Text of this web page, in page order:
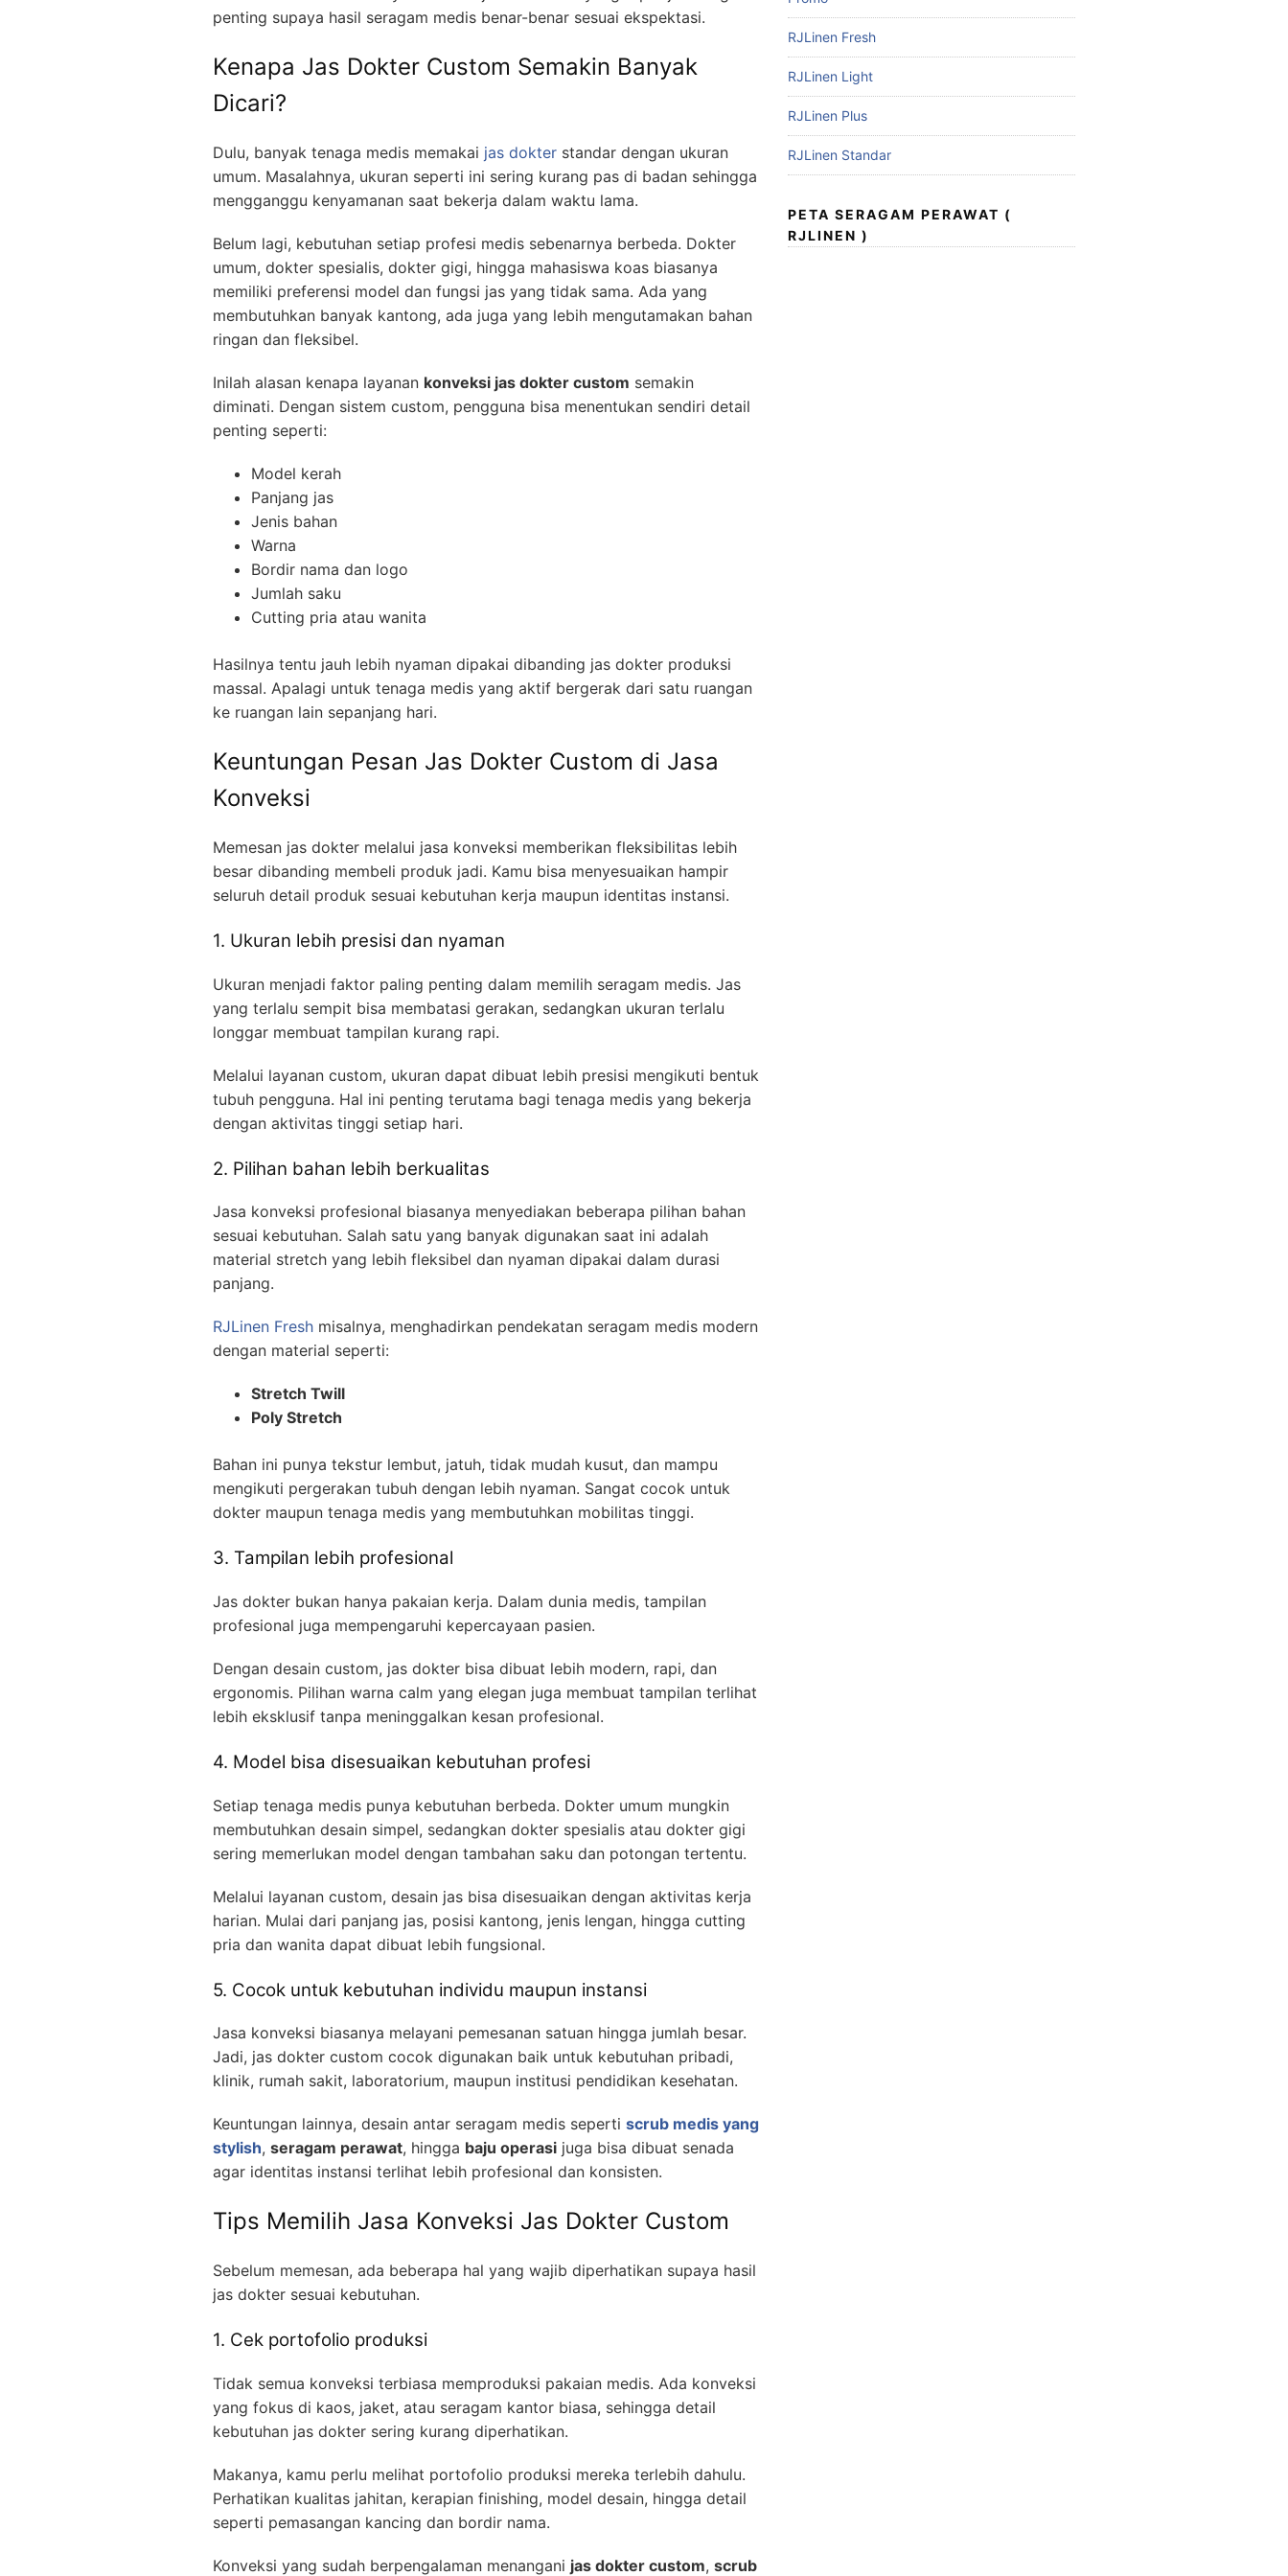
penting supaya hasil seragam medis benar-benar sesuai ekspektasi.
Kenapa Jas Dokter Custom Semakin Banyak
Dicari?
Dulu, banyak tenaga medis memakai jas dokter standar dengan ukuran
umum. Masalahnya, ukuran seperti ini sering kurang pas di badan sehingga
mengganggu kenyamanan saat bekerja dalam waktu lama.
Belum lagi, kebutuhan setiap profesi medis sebenarnya berbeda. Dokter
umum, dokter spesialis, dokter gigi, hingga mahasiswa koas biasanya
memiliki preferensi model dan fungsi jas yang tidak sama. Ada yang
membutuhkan banyak kantong, ada juga yang lebih mengutamakan bahan
ringan dan fleksibel.
Inilah alasan kenapa layanan konveksi jas dokter custom semakin
diminati. Dengan sistem custom, pengguna bisa menentukan sendiri detail
penting seperti:
Model kerah
Panjang jas
Jenis bahan
Warna
Bordir nama dan logo
Jumlah saku
Cutting pria atau wanita
Hasilnya tentu jauh lebih nyaman dipakai dibanding jas dokter produksi
massal. Apalagi untuk tenaga medis yang aktif bergerak dari satu ruangan
ke ruangan lain sepanjang hari.
Keuntungan Pesan Jas Dokter Custom di Jasa
Konveksi
Memesan jas dokter melalui jasa konveksi memberikan fleksibilitas lebih
besar dibanding membeli produk jadi. Kamu bisa menyesuaikan hampir
seluruh detail produk sesuai kebutuhan kerja maupun identitas instansi.
1. Ukuran lebih presisi dan nyaman
Ukuran menjadi faktor paling penting dalam memilih seragam medis. Jas
yang terlalu sempit bisa membatasi gerakan, sedangkan ukuran terlalu
longgar membuat tampilan kurang rapi.
Melalui layanan custom, ukuran dapat dibuat lebih presisi mengikuti bentuk
tubuh pengguna. Hal ini penting terutama bagi tenaga medis yang bekerja
dengan aktivitas tinggi setiap hari.
2. Pilihan bahan lebih berkualitas
Jasa konveksi profesional biasanya menyediakan beberapa pilihan bahan
sesuai kebutuhan. Salah satu yang banyak digunakan saat ini adalah
material stretch yang lebih fleksibel dan nyaman dipakai dalam durasi
panjang.
RJLinen Fresh misalnya, menghadirkan pendekatan seragam medis modern
dengan material seperti:
Stretch Twill
Poly Stretch
Bahan ini punya tekstur lembut, jatuh, tidak mudah kusut, dan mampu
mengikuti pergerakan tubuh dengan lebih nyaman. Sangat cocok untuk
dokter maupun tenaga medis yang membutuhkan mobilitas tinggi.
3. Tampilan lebih profesional
Jas dokter bukan hanya pakaian kerja. Dalam dunia medis, tampilan
profesional juga mempengaruhi kepercayaan pasien.
Dengan desain custom, jas dokter bisa dibuat lebih modern, rapi, dan
ergonomis. Pilihan warna calm yang elegan juga membuat tampilan terlihat
lebih eksklusif tanpa meninggalkan kesan profesional.
4. Model bisa disesuaikan kebutuhan profesi
Setiap tenaga medis punya kebutuhan berbeda. Dokter umum mungkin
membutuhkan desain simpel, sedangkan dokter spesialis atau dokter gigi
sering memerlukan model dengan tambahan saku dan potongan tertentu.
Melalui layanan custom, desain jas bisa disesuaikan dengan aktivitas kerja
harian. Mulai dari panjang jas, posisi kantong, jenis lengan, hingga cutting
pria dan wanita dapat dibuat lebih fungsional.
5. Cocok untuk kebutuhan individu maupun instansi
Jasa konveksi biasanya melayani pemesanan satuan hingga jumlah besar.
Jadi, jas dokter custom cocok digunakan baik untuk kebutuhan pribadi,
klinik, rumah sakit, laboratorium, maupun institusi pendidikan kesehatan.
Keuntungan lainnya, desain antar seragam medis seperti scrub medis yang
stylish, seragam perawat, hingga baju operasi juga bisa dibuat senada
agar identitas instansi terlihat lebih profesional dan konsisten.
Tips Memilih Jasa Konveksi Jas Dokter Custom
Sebelum memesan, ada beberapa hal yang wajib diperhatikan supaya hasil
jas dokter sesuai kebutuhan.
1. Cek portofolio produksi
Tidak semua konveksi terbiasa memproduksi pakaian medis. Ada konveksi
yang fokus di kaos, jaket, atau seragam kantor biasa, sehingga detail
kebutuhan jas dokter sering kurang diperhatikan.
Makanya, kamu perlu melihat portofolio produksi mereka terlebih dahulu.
Perhatikan kualitas jahitan, kerapian finishing, model desain, hingga detail
seperti pemasangan kancing dan bordir nama.
Konveksi yang sudah berpengalaman menangani jas dokter custom, scrub
RJLinen Fresh
RJLinen Light
RJLinen Plus
RJLinen Standar
PETA SERAGAM PERAWAT (
RJLINEN )